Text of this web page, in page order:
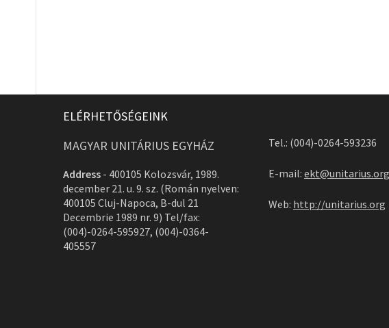
ELÉRHETŐSÉGEINK
MAGYAR UNITÁRIUS EGYHÁZ
Address - 400105 Kolozsvár, 1989.
december 21. u. 9. sz. (Román nyelven:
400105 Cluj-Napoca, B-dul 21
Decembrie 1989 nr. 9) Tel/fax:
(004)-0264-595927, (004)-0364-
405557
Tel.: (004)-0264-593236
E-mail: ekt@unitarius.org
Web: http://unitarius.org